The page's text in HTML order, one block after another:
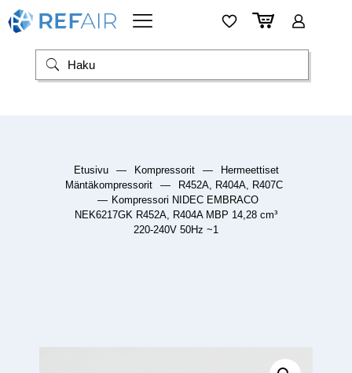
Etusivu — Kompressorit —
Hermeettiset
Mäntäkompressorit
—
R452A, R404A, R407C
— Kompressori NIDEC EMBRACO
NEK6217GK R452A, R404A MBP 14,28 cm³
220-240V 50Hz ~1